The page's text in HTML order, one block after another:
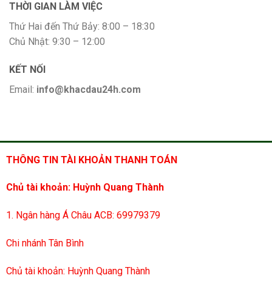
THỜI GIAN LÀM VIỆC
Thứ Hai đến Thứ Bảy: 8:00 – 18:30
Chủ Nhật: 9:30 – 12:00
KẾT NỐI
Email: info@khacdau24h.com
THÔNG TIN TÀI KHOẢN THANH TOÁN
Chủ tài khoản: Huỳnh Quang Thành
1. Ngân hàng Á Châu ACB: 69979379
Chi nhánh Tân Bình
Chủ tài khoản: Huỳnh Quang Thành